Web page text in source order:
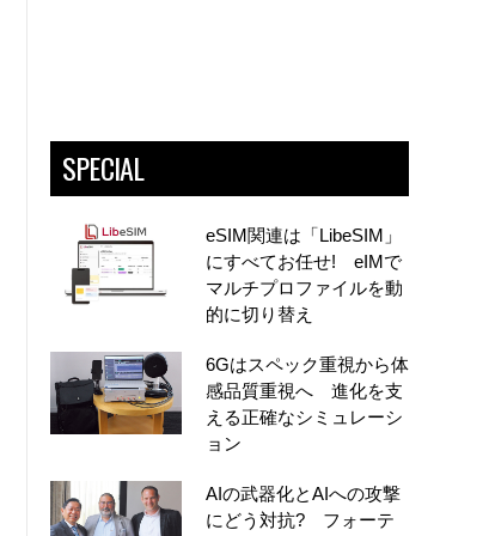
SPECIAL
eSIM関連は「LibeSIM」
にすべてお任せ! eIMで
マルチプロファイルを動
的に切り替え
6Gはスペック重視から体
感品質重視へ 進化を支
える正確なシミュレーシ
ョン
AIの武器化とAIへの攻撃
にどう対抗? フォーテ